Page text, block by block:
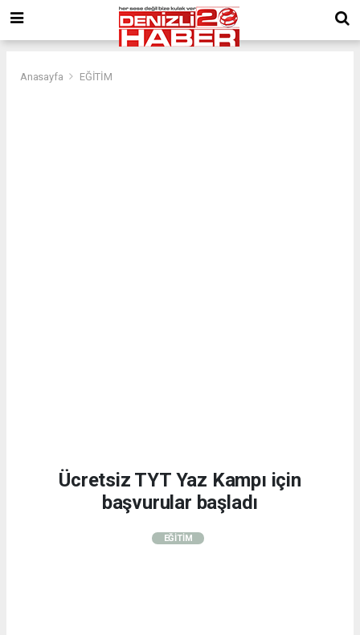
Anasayfa EĞİTİM
Ücretsiz TYT Yaz Kampı için
başvurular başladı
EĞİTİM